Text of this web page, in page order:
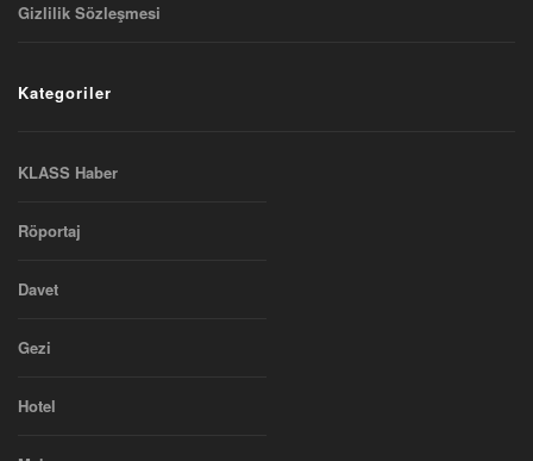
Gizlilik Sözleşmesi
Kategoriler
KLASS Haber
Röportaj
Davet
Gezi
Hotel